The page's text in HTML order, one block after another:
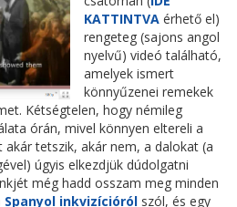
KATTINTVA érhető el)
rengeteg (sajons angol
nyelvű) videó található,
amelyek ismert
könnyűzenei remekek
Kétségtelen, hogy némileg
órán, mivel könnyen eltereli a
tetszik, akár nem, a dalokat (a
úgyis elkezdjük dúdolgatni
még hadd osszam meg minden
Spanyol inkvizícióról szól, és egy